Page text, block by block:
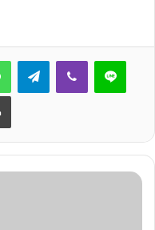
WhatsAppTelegramViber Line
Print